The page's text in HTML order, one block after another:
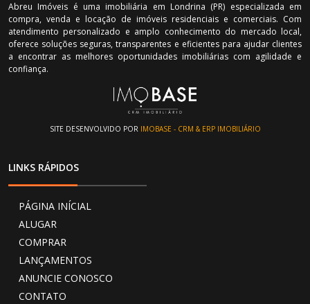
Abreu Imóveis é uma imobiliária em Londrina (PR) especializada em
compra, venda e locação de imóveis residenciais e comerciais. Com
atendimento personalizado e amplo conhecimento do mercado local,
oferece soluções seguras, transparentes e eficientes para ajudar clientes
a encontrar as melhores oportunidades imobiliárias com agilidade e
confiança.
SITE DESENVOLVIDO POR IMOBASE - CRM & ERP IMOBILIÁRIO
LINKS RÁPIDOS
PÁGINA INÍCIAL
ALUGAR
COMPRAR
LANÇAMENTOS
ANUNCIE CONOSCO
CONTATO